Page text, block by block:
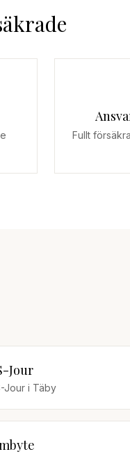
Fullt
Jour
Jour i Täby